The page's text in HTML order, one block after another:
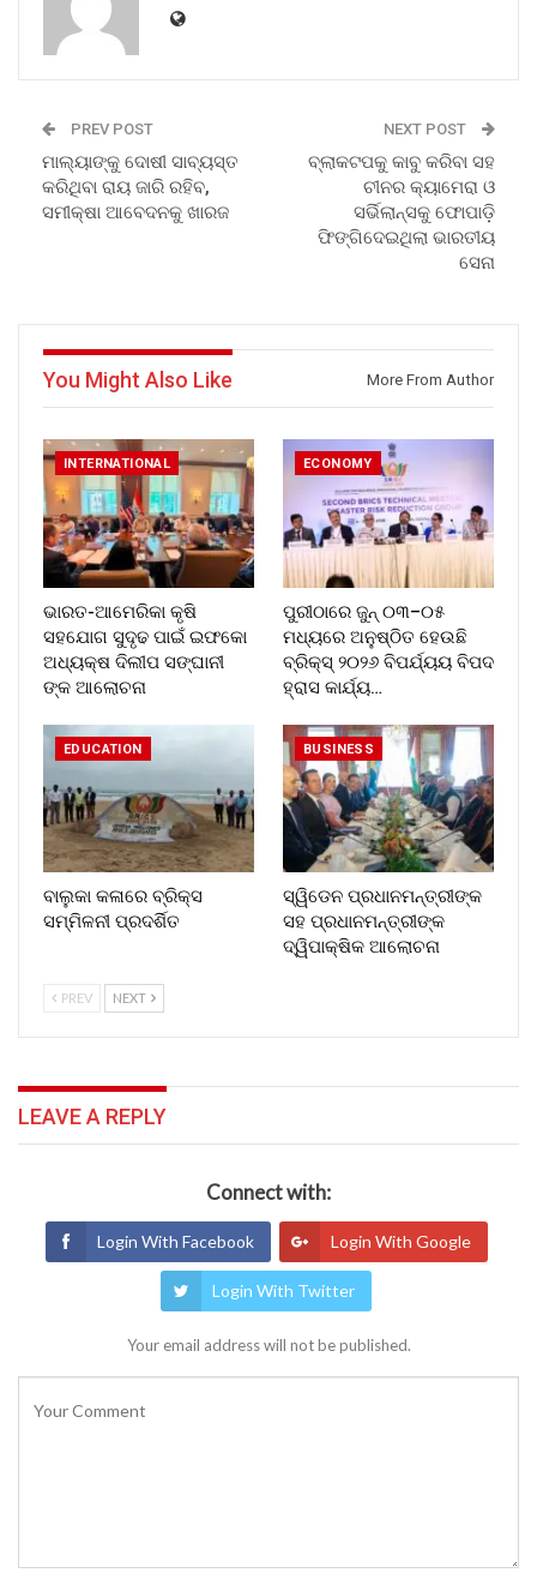
PREV POST
ମାଲ୍ୟାଙ୍କୁ ଦୋଷୀ ସାବ୍ୟସ୍ତ
କରିଥିବା ରାୟ ଜାରି ରହିବ,
ସମୀକ୍ଷା ଆବେଦନକୁ ଖାରଜ
NEXT POST
ବ୍ଲାକଟପକୁ କାବୁ କରିବା ସହ
ଚୀନର କ୍ୟାମେରା ଓ
ସର୍ଭିଲାନ୍ସକୁ ଫୋପାଡ଼ି
ଫିଙ୍ଗିଦେଇଥିଲା ଭାରତୀୟ
ସେନା
You Might Also Like More From Author
INTERNATIONAL
ଭାରତ-ଆମେରିକା କୃଷି
ସହଯୋଗ ସୁଦୃଢ ପାଇଁ ଇଫକୋ
ଅଧ୍ୟକ୍ଷ ଦିଲୀପ ସଙ୍ଘାନୀ
ଙ୍କ ଆଲୋଚନା
ECONOMY
ପୁରୀଠାରେ ଜୁନ୍ ୦୩–୦୫
ମଧ୍ୟରେ ଅନୁଷ୍ଠିତ ହେଉଛି
ବ୍ରିକ୍ସ୍ ୨୦୨୬ ବିପର୍ଯ୍ୟୟ ବିପଦ
ହ୍ରାସ କାର୍ଯ୍ୟ…
EDUCATION
ବାଲୁକା କଳାରେ ବ୍ରିକ୍ସ
ସମ୍ମିଳନୀ ପ୍ରଦର୍ଶିତ
BUSINESS
ସ୍ୱିଡେନ ପ୍ରଧାନମନ୍ତ୍ରୀଙ୍କ
ସହ ପ୍ରଧାନମନ୍ତ୍ରୀଙ୍କ
ଦ୍ୱିପାକ୍ଷିକ ଆଲୋଚନା
PREV NEXT
LEAVE A REPLY
Connect with:
Login With Facebook Login With Google
Login With Twitter
Your email address will not be published.